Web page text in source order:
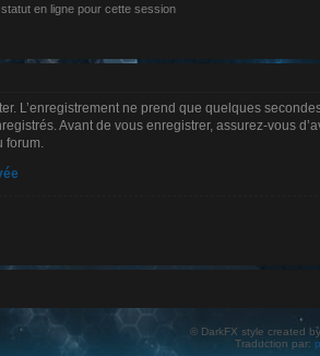
en ligne pour cette session
L’enregistrement ne prend que quelques
Avant de vous enregistrer, assurez-vous
© DarkFX style created by
Traduction par: